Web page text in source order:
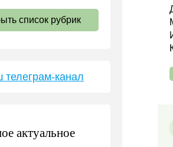
взносы 2026
налог
список рубрик
телеграм-канал
актуальное